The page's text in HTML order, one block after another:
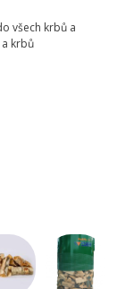
všech krbů a
krbů